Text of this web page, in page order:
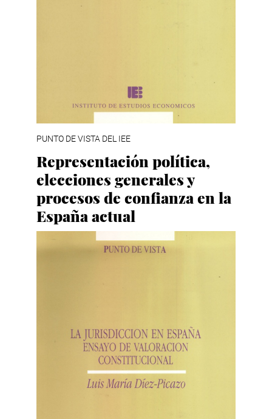
PUNTO DE VISTA DEL IEE
Representación política,
elecciones generales y
procesos de confianza en la
España actual